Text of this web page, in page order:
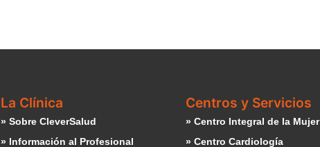
La Clínica
» Sobre CleverSalud
» Información al Profesional
Centros y Servicios
» Centro Integral de la Mujer
» Centro Cardiología